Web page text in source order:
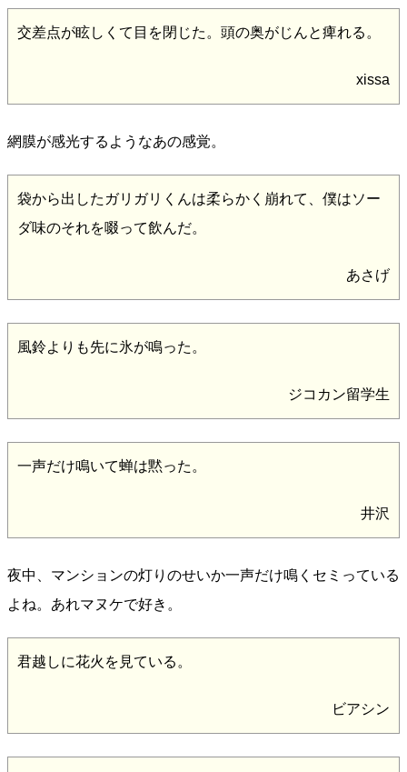
交差点が眩しくて目を閉じた。頭の奥がじんと痺れる。
xissa
網膜が感光するようなあの感覚。
袋から出したガリガリくんは柔らかく崩れて、僕はソー
ダ味のそれを啜って飲んだ。
あさげ
風鈴よりも先に氷が鳴った。
ジコカン留学生
一声だけ鳴いて蝉は黙った。
井沢
夜中、マンションの灯りのせいか一声だけ鳴くセミっている
よね。あれマヌケで好き。
君越しに花火を見ている。
ビアシン